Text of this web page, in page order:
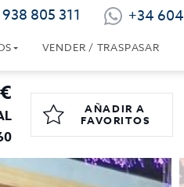
805 311 +34
VENDER / TRASPASAR
AÑADIR A
FAVORITOS